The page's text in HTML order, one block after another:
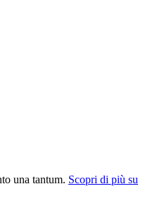
una tantum. Scopri di più su